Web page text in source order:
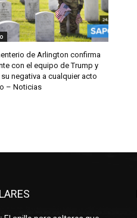
de Arlington confirma
con el equipo de Trump y
su negativa a cualquier acto
– Noticias